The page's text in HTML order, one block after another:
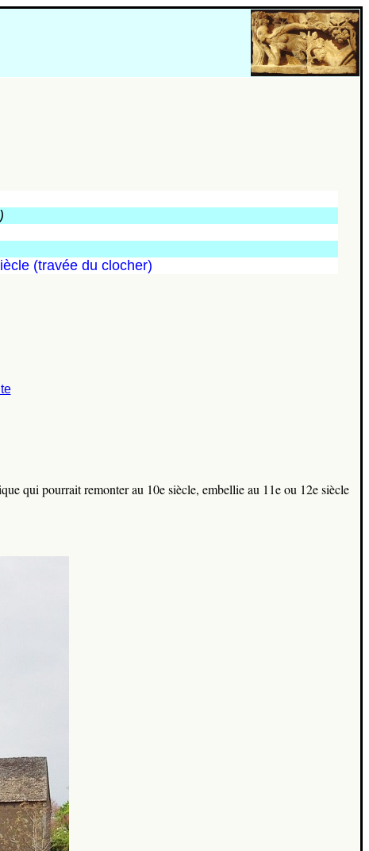
(travée du clocher)
qui pourrait remonter au 10e siècle, embellie au 11e ou 12e siècle